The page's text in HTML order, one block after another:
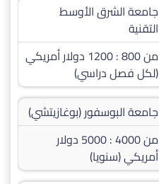
جامعة الشرق الأوسط
التقنية
من 800 : 1200 دولار أمريكي
(لكل فصل دراسي)
جامعة البوسفور (بوغازيتشي)
من 4000 : 5000 دولار
أمريكي (سنويا)